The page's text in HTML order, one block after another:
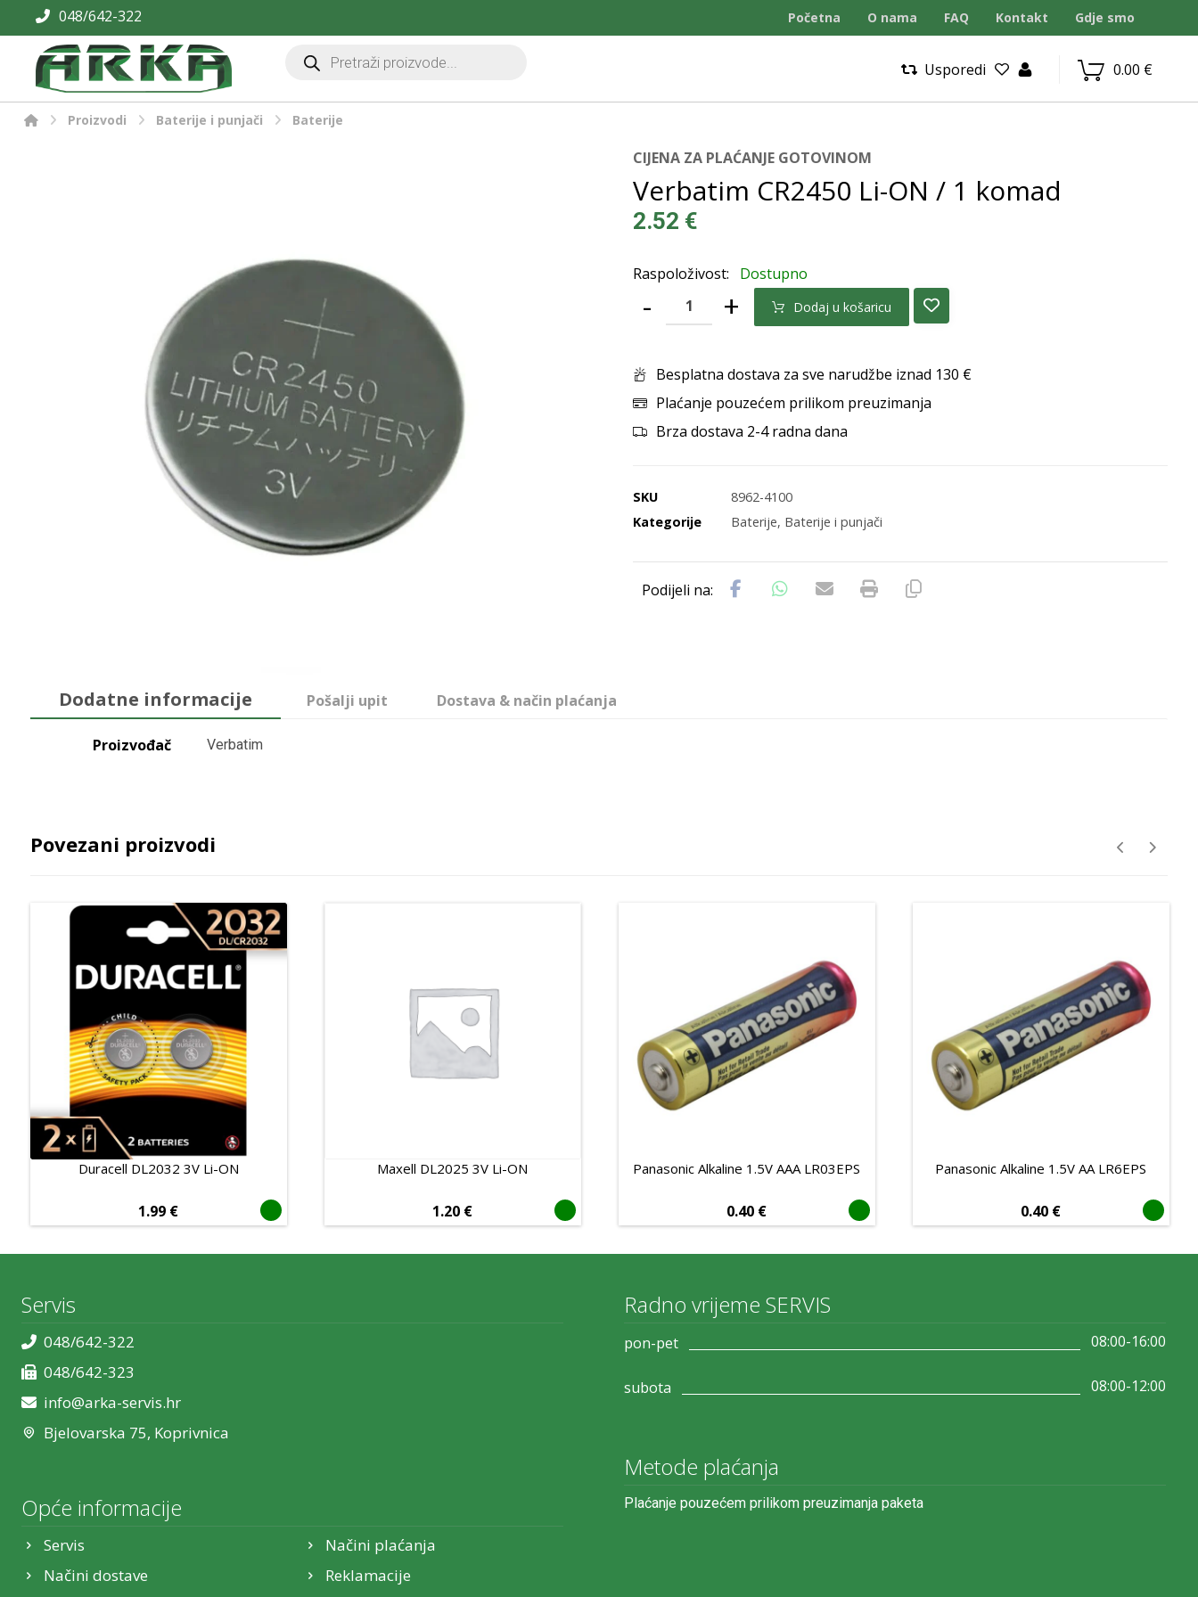
048/642-322 Početna O nama FAQ Kontakt Gdje smo
0.00 €
Usporedi
Proizvodi Baterije i punjači Baterije
CIJENA ZA PLAĆANJE GOTOVINOM
Verbatim CR2450 Li-ON / 1 komad
2.52 €
Raspoloživost: Dostupno
- + Dodaj u košaricu
Besplatna dostava za sve narudžbe iznad 130 €
Plaćanje pouzećem prilikom preuzimanja
Brza dostava 2-4 radna dana
SKU
8962-4100
Kategorije
Baterije, Baterije i punjači
Dodatne informacije Pošalji upit Dostava & način plaćanja
Proizvođač Verbatim
Povezani proizvodi
Duracell DL2032 3V Li-ON
1.99 €
Maxell DL2025 3V Li-ON
1.20 €
Panasonic Alkaline 1.5V AAA LR03EPS
0.40 €
Panasonic Alkaline 1.5V AA LR6EPS
0.40 €
Servis
048/642-322
048/642-323
info@arka-servis.hr
Bjelovarska 75, Koprivnica
Opće informacije
Servis
Načini plaćanja
Načini dostave
Reklamacije
Radno vrijeme SERVIS
pon-pet 08:00-16:00
subota 08:00-12:00
Metode plaćanja
Plaćanje pouzećem prilikom preuzimanja paketa